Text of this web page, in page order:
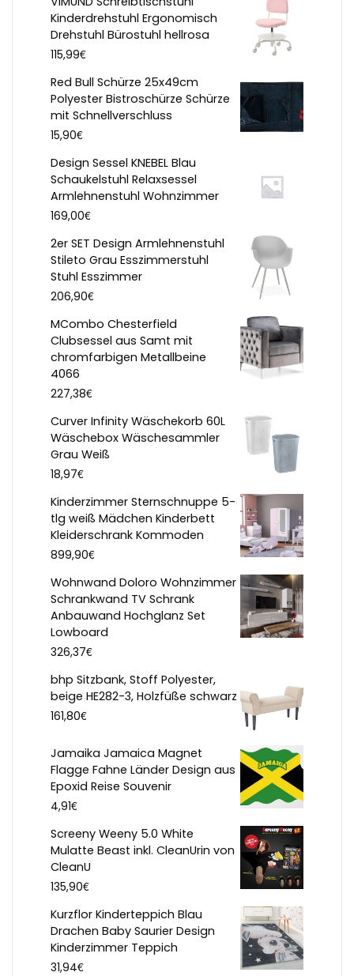
Kinderdrehstuhl Ergonomisch
Drehstuhl Bürostuhl hellrosa
115,99€
Red Bull Schürze 25x49cm
Polyester Bistroschürze Schürze
mit Schnellverschluss
15,90€
Design Sessel KNEBEL Blau
Schaukelstuhl Relaxsessel
Armlehnenstuhl Wohnzimmer
169,00€
2er SET Design Armlehnenstuhl
Stileto Grau Esszimmerstuhl
Stuhl Esszimmer
206,90€
MCombo Chesterfield
Clubsessel aus Samt mit
chromfarbigen Metallbeine
4066
227,38€
Curver Infinity Wäschekorb 60L
Wäschebox Wäschesammler
Grau Weiß
18,97€
Kinderzimmer Sternschnuppe 5-
tlg weiß Mädchen Kinderbett
Kleiderschrank Kommoden
899,90€
Wohnwand Doloro Wohnzimmer
Schrankwand TV Schrank
Anbauwand Hochglanz Set
Lowboard
326,37€
bhp Sitzbank, Stoff Polyester,
beige HE282-3, Holzfüße schwarz
161,80€
Jamaika Jamaica Magnet
Flagge Fahne Länder Design aus
Epoxid Reise Souvenir
4,91€
Screeny Weeny 5.0 White
Mulatte Beast inkl. CleanUrin von
CleanU
135,90€
Kurzflor Kinderteppich Blau
Drachen Baby Saurier Design
Kinderzimmer Teppich
31,94€